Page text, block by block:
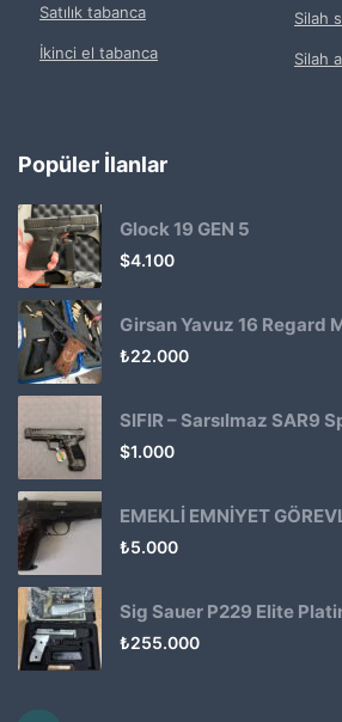
Satılık tabanca
İkinci el tabanca
Silah
Silah
Popüler İlanlar
Glock 19 GEN 5
$4.100
Girsan Yavuz 16 Regard
₺22.000
SIFIR – Sarsılmaz SAR9
$1.000
₺5.000
Sig Sauer P229 Elite
₺255.000